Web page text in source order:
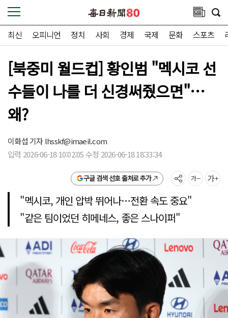
최신 오피니언 정치 사회 경제 국제 문화 스포츠
[북중미 월드컵] 황인범 "멕시코 선
수들이 나를 더 신경써줬으면"…
왜?
이화섭 기자lhsskf@imaeil.com
입력 2026-06-18 10:02:05 수정 2026-06-18 18:33:34
구글 검색 선호 출처로 추가
"멕시코, 개인 압박 뛰어나…전환 속도 중요"
"같은 팀이었던 히메네스, 좋은 스나이퍼"